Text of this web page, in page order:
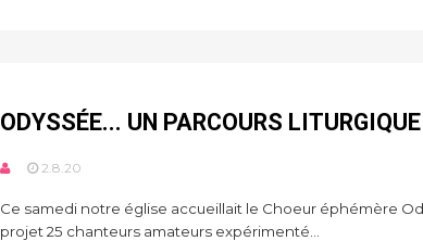
ODYSSÉE... UN PARCOURS
2.8.20
Ce samedi notre église accueillait le Choeur éphémère
projet 25 chanteurs amateurs expérimenté...